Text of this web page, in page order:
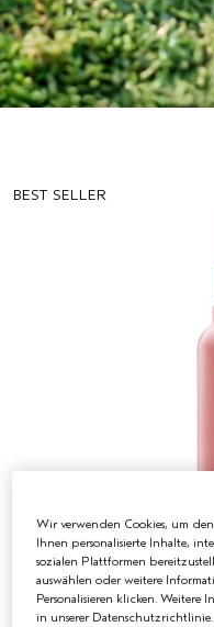
BEST SELLER
Wir verwenden Cookies, um
Ihnen personalisierte Inhalte,
sozialen Plattformen
auswählen oder weitere
Personalisieren klicken. Weitere
in unserer